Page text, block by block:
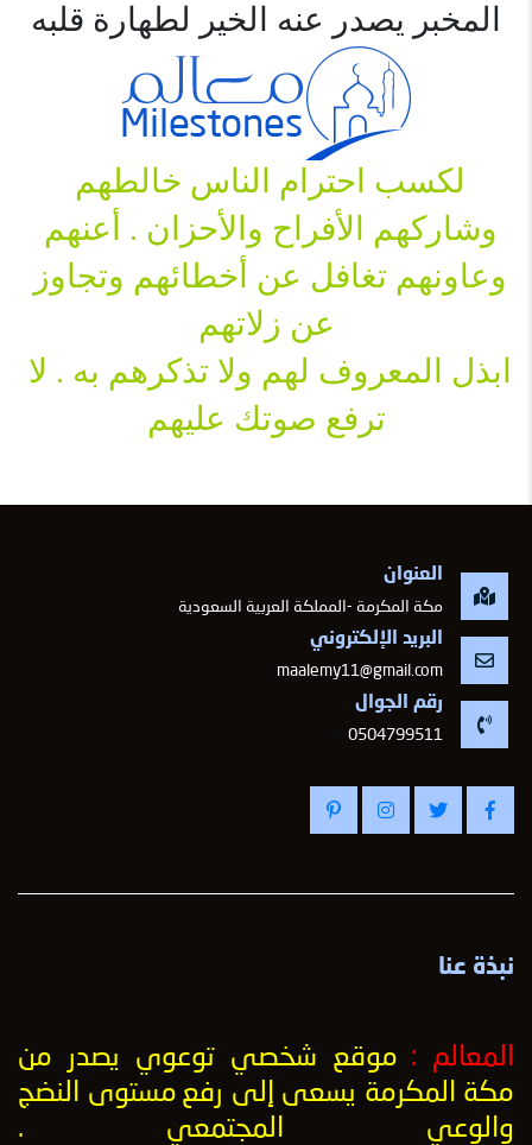
المخبر يصدر عنه الخير لطهارة قلبه
لكسب احترام الناس خالطهم
وشاركهم الأفراح والأحزان . أعنهم
وعاونهم تغافل عن أخطائهم وتجاوز
ابذل المعروف لهم ولا تذكرهم به . لا
ترفع صوتك عليهم
العنوان
مكة المكرمة -المملكة العربية السعودية
البريد الإلكتروني
maalemy11@gmail.com
رقم الجوال
0504799511
-
نبذة عنا
المعالم : موقع شخصي توعوي يصدر من
مكة المكرمة يسعى إلى رفع مستوى النضج
والوعي المجتمعي .